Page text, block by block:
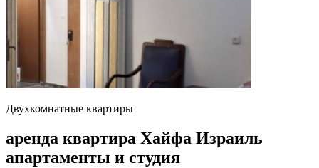
Двухкомнатные квартиры
аренда квартира Хайфа Израиль
апартаменты и студия